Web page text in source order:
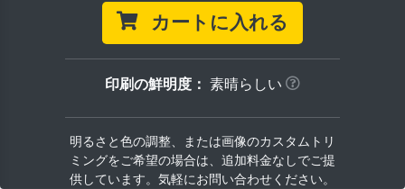
カートに入れる
印刷の鮮明度： 素晴らしい
明るさと色の調整、または画像のカスタムトリ
ミングをご希望の場合は、追加料金なしでご提
供しています。気軽にお問い合わせください。